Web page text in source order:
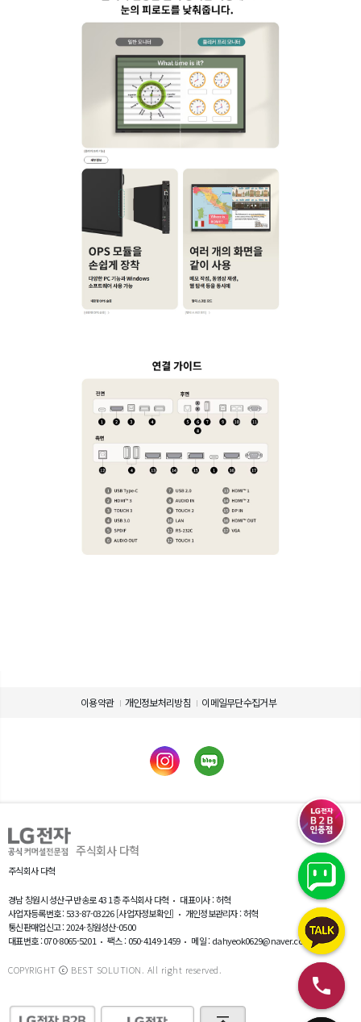
제품 사용에 관련된 정보를 확인하세요.
제품의 사용설명서를 다운로드 받으실 수 있습니다.
이용약관 개인정보처리방침 이메일무단수집거부
주식회사 다혁
주식회사 다혁
경남 창원시 성산구 반송로 43 1층 주식회사 다혁
대표이사 : 허혁
사업자등록번호 : 533-87-03226[사업자정보확인]
개인정보관리자 : 허혁
통신판매업신고 : 2024-창원성산-0500
대표번호 : 070-8065-5201
팩스 : 050-4149-1459 메일 : dahyeok0629@naver.com
COPYRIGHT ⓒ BEST SOLUTION. All right reserved.